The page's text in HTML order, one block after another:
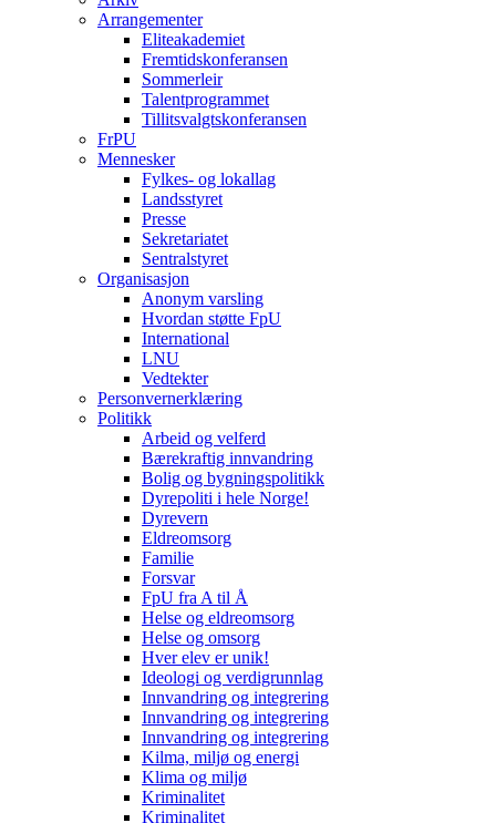
Arrangementer
Eliteakademiet
Fremtidskonferansen
Sommerleir
Talentprogrammet
Tillitsvalgtskonferansen
FrPU
Mennesker
Fylkes- og lokallag
Landsstyret
Presse
Sekretariatet
Sentralstyret
Organisasjon
Anonym varsling
Hvordan støtte FpU
International
LNU
Vedtekter
Personvernerklæring
Politikk
Arbeid og velferd
Bærekraftig innvandring
Bolig og bygningspolitikk
Dyrepoliti i hele Norge!
Dyrevern
Eldreomsorg
Familie
Forsvar
FpU fra A til Å
Helse og eldreomsorg
Helse og omsorg
Hver elev er unik!
Ideologi og verdigrunnlag
Innvandring og integrering
Innvandring og integrering
Innvandring og integrering
Kilma, miljø og energi
Klima og miljø
Kriminalitet
Kriminalitet